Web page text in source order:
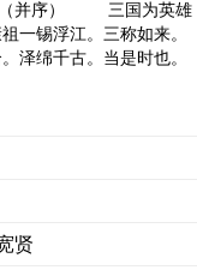
（并序） 三国为英雄
一锡浮江。三称如来。
泽绵千古。当是时也。
贤